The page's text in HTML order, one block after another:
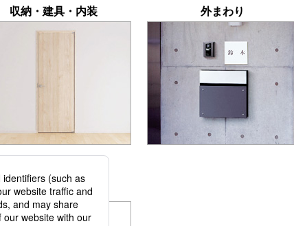
収納・建具・内装 外まわり
換気・送風機器